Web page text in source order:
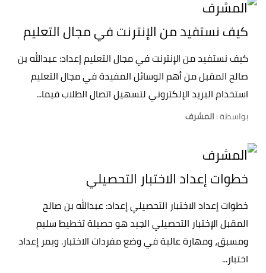
كيف نستفيد من الإنترنت في مجال التعليم
كيف نستفيد من الإنترنت في مجال التعليم إعداد: عبدالله بن
صالح المقبل من أهم الوسائل المفيدة في مجال التعليم
استخدام البريد الإلكتروني لتسهيل اتصال الطلاب فيما...
بواسطة :المشرف
خطوات إعداد الاختبار التحصيلي
خطوات إعداد الاختبار التحصيلي إعداد: عبدالله بن صالح
المقبل الإختبار التحصيلي الجيد هو حصيلة تخطيط سليم
ومسبق، ومهارة عالية في وضع مفردات الاختبار. ويمر إعداد
اختبار...